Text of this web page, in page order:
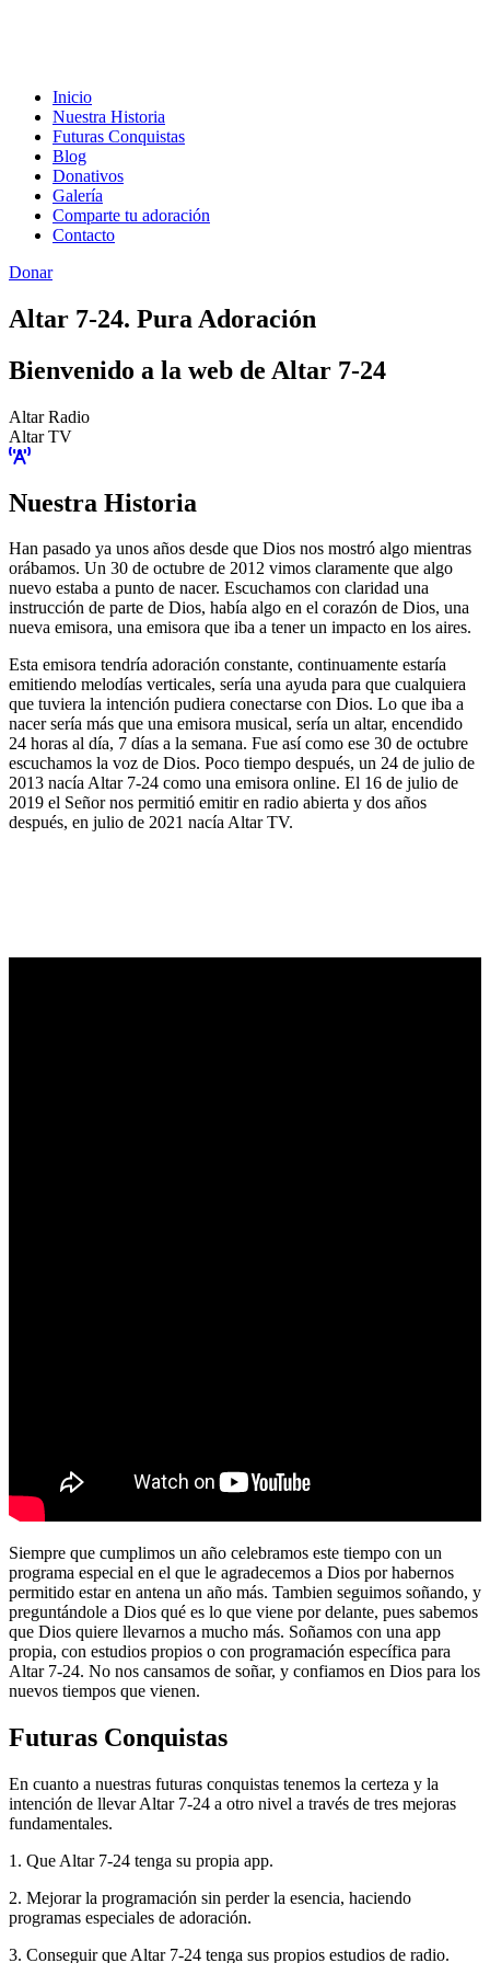
Inicio
Nuestra Historia
Futuras Conquistas
Blog
Donativos
Galería
Comparte tu adoración
Contacto
Donar
Altar 7-24. Pura Adoración
Bienvenido a la web de Altar 7-24
Altar Radio
Altar TV
Nuestra Historia
Han pasado ya unos años desde que Dios nos mostró algo mientras
orábamos. Un 30 de octubre de 2012 vimos claramente que algo
nuevo estaba a punto de nacer. Escuchamos con claridad una
instrucción de parte de Dios, había algo en el corazón de Dios, una
nueva emisora, una emisora que iba a tener un impacto en los aires.
Esta emisora tendría adoración constante, continuamente estaría
emitiendo melodías verticales, sería una ayuda para que cualquiera
que tuviera la intención pudiera conectarse con Dios. Lo que iba a
nacer sería más que una emisora musical, sería un altar, encendido
24 horas al día, 7 días a la semana. Fue así como ese 30 de octubre
escuchamos la voz de Dios. Poco tiempo después, un 24 de julio de
2013 nacía Altar 7-24 como una emisora online. El 16 de julio de
2019 el Señor nos permitió emitir en radio abierta y dos años
después, en julio de 2021 nacía Altar TV.
Siempre que cumplimos un año celebramos este tiempo con un
programa especial en el que le agradecemos a Dios por habernos
permitido estar en antena un año más. Tambien seguimos soñando, y
preguntándole a Dios qué es lo que viene por delante, pues sabemos
que Dios quiere llevarnos a mucho más. Soñamos con una app
propia, con estudios propios o con programación específica para
Altar 7-24. No nos cansamos de soñar, y confiamos en Dios para los
nuevos tiempos que vienen.
Futuras Conquistas
En cuanto a nuestras futuras conquistas tenemos la certeza y la
intención de llevar Altar 7-24 a otro nivel a través de tres mejoras
fundamentales.
1. Que Altar 7-24 tenga su propia app.
2. Mejorar la programación sin perder la esencia, haciendo
programas especiales de adoración.
3. Conseguir que Altar 7-24 tenga sus propios estudios de radio.